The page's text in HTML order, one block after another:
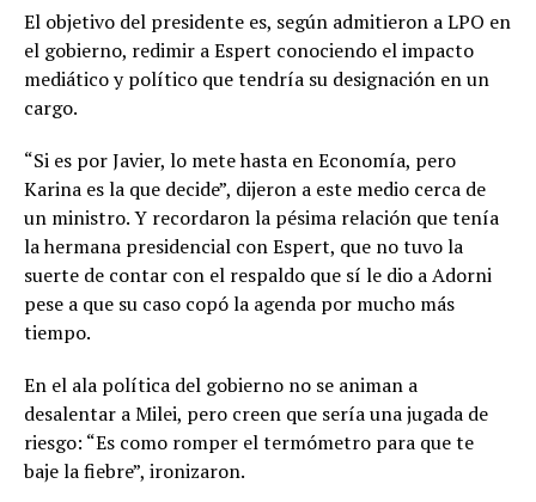
El objetivo del presidente es, según admitieron a LPO en
el gobierno, redimir a Espert conociendo el impacto
mediático y político que tendría su designación en un
cargo.
“Si es por Javier, lo mete hasta en Economía, pero
Karina es la que decide”, dijeron a este medio cerca de
un ministro. Y recordaron la pésima relación que tenía
la hermana presidencial con Espert, que no tuvo la
suerte de contar con el respaldo que sí le dio a Adorni
pese a que su caso copó la agenda por mucho más
tiempo.
En el ala política del gobierno no se animan a
desalentar a Milei, pero creen que sería una jugada de
riesgo: “Es como romper el termómetro para que te
baje la fiebre”, ironizaron.